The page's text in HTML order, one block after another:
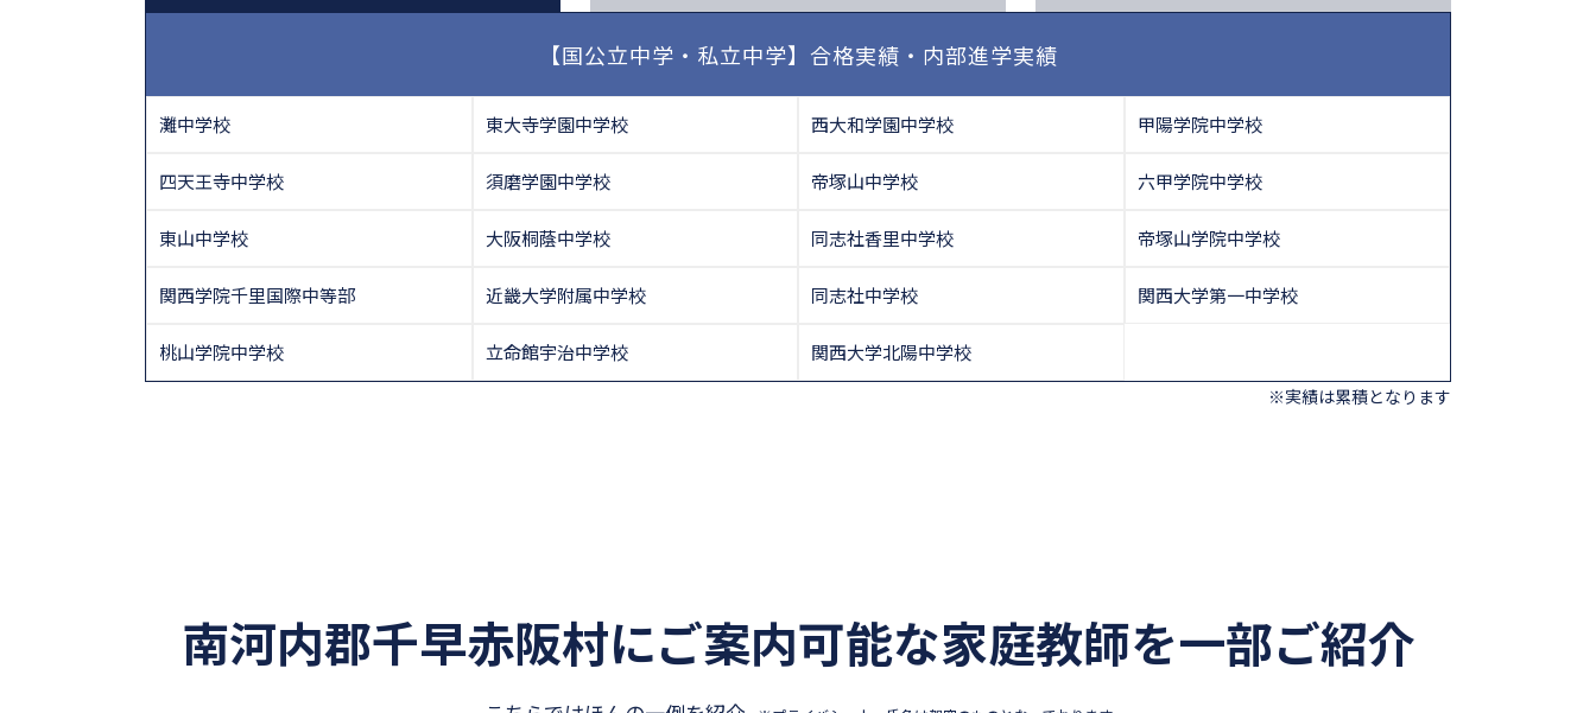
【国公立中学・私立中学】合格実績・内部進学実績
灘中学校 東大寺学園中学校 西大和学園中学校 甲陽学院中学校
四天王寺中学校 須磨学園中学校 帝塚山中学校 六甲学院中学校
東山中学校 大阪桐蔭中学校 同志社香里中学校 帝塚山学院中学校
関西学院千里国際中等部 近畿大学附属中学校 同志社中学校 関西大学第一中学校
桃山学院中学校 立命館宇治中学校 関西大学北陽中学校
※実績は累積となります
南河内郡千早赤阪村にご案内可能な家庭教師を一部ご紹介